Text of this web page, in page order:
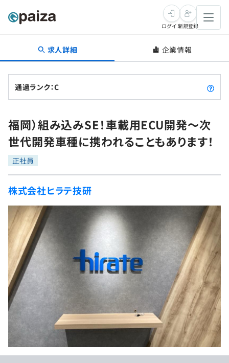
転職・キャリア
転職成功ガイド
転職エージェント
インタビュー
転職成功ガイド
新卒就活
求人検索
本選考
インターン
新卒エージェント
イベント・セミナー
インタビュー
就活成功ガイド
学習
問題集
ナレッジ
リファレンス
プラン
個人向けプラン
プログラミング言語
評価結果一覧
再チャレンジ結果一覧
ゲーム・マンガ
Tech Team Journal
paiza times
note
paizaとは？
ログイン新規登録
求人詳細 企業情報
通過ランク：C
福岡）組み込みSE！車載用ECU開発～次
世代開発車種に携われることもあります！
正社員
株式会社ヒラテ技研